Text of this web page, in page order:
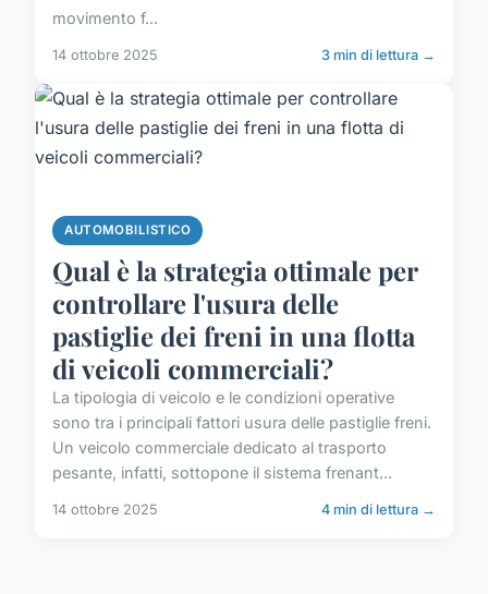
movimento f...
14 ottobre 2025 3 min di lettura →
AUTOMOBILISTICO
Qual è la strategia ottimale per
controllare l'usura delle
pastiglie dei freni in una flotta
di veicoli commerciali?
La tipologia di veicolo e le condizioni operative
sono tra i principali fattori usura delle pastiglie freni.
Un veicolo commerciale dedicato al trasporto
pesante, infatti, sottopone il sistema frenant...
14 ottobre 2025 4 min di lettura →